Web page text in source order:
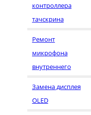
контроллера
тачскрина
Ремонт
микрофона
внутреннего
Замена дисплея
OLED